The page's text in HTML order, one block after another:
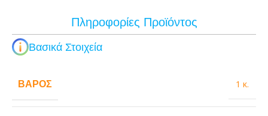
Πληροφορίες Προϊόντος
Βασικά Στοιχεία
ΒΆΡΟΣ 1 κ.